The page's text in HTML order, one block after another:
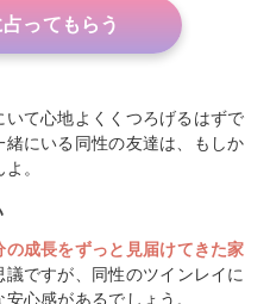
ってもらう
て心地よくくつろげるはずで
にいる同性の友達は、もしか
。
の成長をずっと見届けてきた家
議ですが、同性のツインレイに
心感があるでしょう。